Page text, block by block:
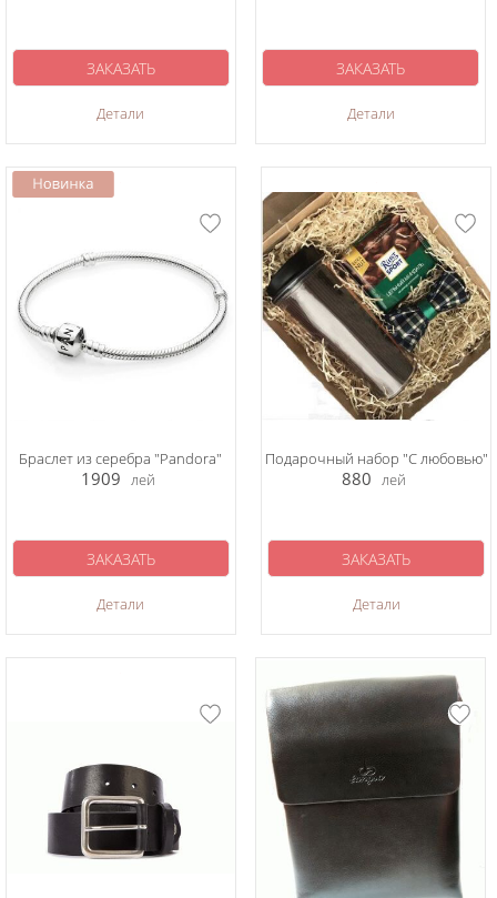
Детали
ЗАКАЗАТЬ
Детали
ЗАКАЗАТЬ
Браслет из серебра "Pandora"
1909 лей
Детали
ЗАКАЗАТЬ
Подарочный набор "С любовью"
880 лей
Детали
ЗАКАЗАТЬ